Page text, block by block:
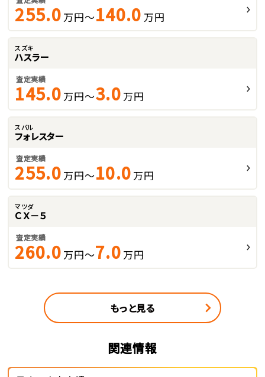
255.0 万円～140.0 万円
スズキ
ハスラー
査定実績
145.0 万円～3.0 万円
スバル
フォレスター
査定実績
255.0 万円～10.0 万円
マツダ
ＣＸ－５
査定実績
260.0 万円～7.0 万円
もっと見る
関連情報